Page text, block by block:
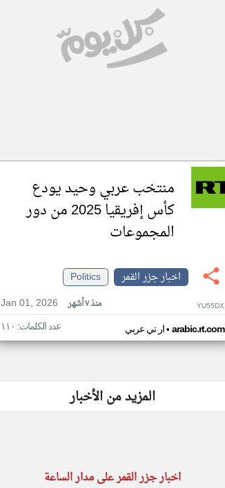
منتخب عربي وحيد يودع
كأس إفريقيا 2025 من دور
المجموعات
اخبار جزر القمر
Politics
Jan 01, 2026
منذ ٧ أشهر YU55DX
ار تي عربي• arabic.rt.com عدد الكلمات: ١١٠
المزيد من الأخبار
اخبار جزر القمر على مدار الساعة